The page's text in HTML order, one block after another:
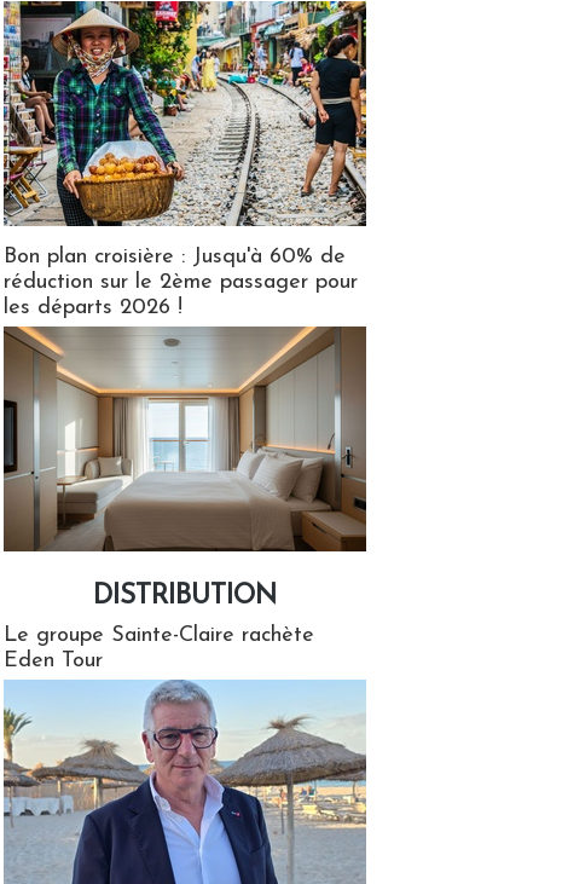
Bon plan croisière : Jusqu'à 60% de
réduction sur le 2ème passager pour
les départs 2026 !
DISTRIBUTION
Le groupe Sainte-Claire rachète
Eden Tour